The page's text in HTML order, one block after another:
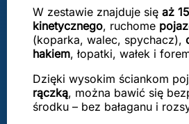
W zestawie znajduje się aż
kinetycznego, ruchome
(koparka, walec, spychacz),
hakiem, łopatki, wałek i
Dzięki wysokim ściankom
rączką, można bawić się
środku – bez bałaganu i